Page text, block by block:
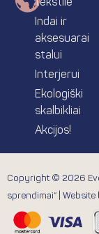
tekstilė
Indai ir
aksesuarai
stalui
Interjerui
Ekologiški
skalbikliai
Akcijos!
Copyright © 2026
sprendimai“ | Website